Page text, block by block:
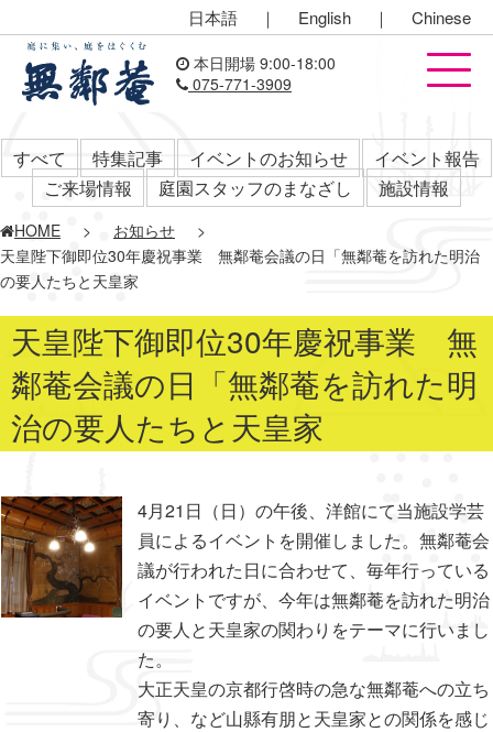
日本語 ｜ English ｜ Chinese
本日開場 9:00-18:00
075-771-3909
すべて 特集記事 イベントのお知らせ
イベント報告
ご来場情報
庭園スタッフのまなざし 施設情報
HOME > お知らせ
>
天皇陛下御即位30年慶祝事業 無鄰菴会議の日「無鄰菴を訪れた明治
の要人たちと天皇家
天皇陛下御即位30年慶祝事業 無
鄰菴会議の日「無鄰菴を訪れた明
治の要人たちと天皇家
4月21日（日）の午後、洋館にて当施設学芸
員によるイベントを開催しました。無鄰菴会
議が行われた日に合わせて、毎年行っている
イベントですが、今年は無鄰菴を訪れた明治
の要人と天皇家の関わりをテーマに行いまし
た。
大正天皇の京都行啓時の急な無鄰菴への立ち
寄り、など山縣有朋と天皇家との関係を感じ